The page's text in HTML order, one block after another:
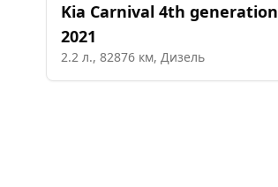
Kia Carnival 4th generation
2021
2.2 л., 82876 км, Дизель